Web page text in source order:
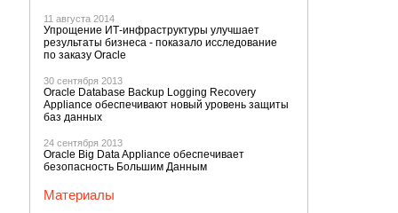
11 августа 2014
Упрощение ИТ-инфраструктуры улучшает
результаты бизнеса - показало исследование
по заказу Oracle
30 сентября 2013
Oracle Database Backup Logging Recovery
Appliance обеспечивают новый уровень защиты
баз данных
24 сентября 2013
Oracle Big Data Appliance обеспечивает
безопасность Большим Данным
Материалы